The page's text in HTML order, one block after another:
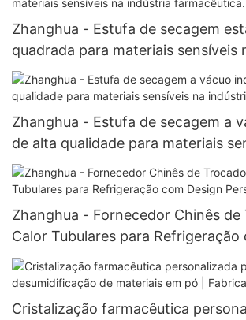
Zhanghua - Estufa de secagem
quadrada para materiais sensíveis
farmacêutica. Estufa a vácuo.
Zhanghua - Estufa de secagem a
de alta qualidade para materiais
indústria farmacêutica.
Zhanghua - Fornecedor Chinês de
Calor Tubulares para Refrigeração
Personalizado
Cristalização farmacêutica